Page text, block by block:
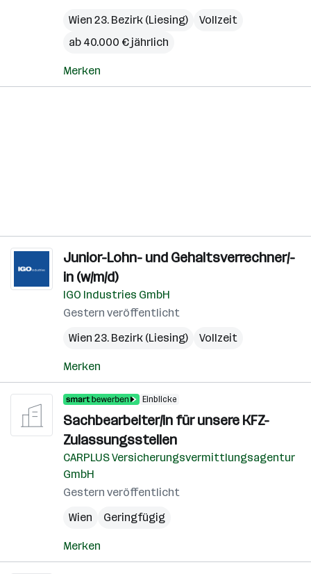
Wien 23. Bezirk (Liesing)
Vollzeit
ab 40.000 € jährlich
Merken
Junior-Lohn- und Gehaltsverrechner/-
in (w/m/d)
IGO Industries GmbH
Gestern veröffentlicht
Wien 23. Bezirk (Liesing)
Vollzeit
Merken
Einblicke
Sachbearbeiter/in für unsere KFZ-
Zulassungsstellen
CARPLUS Versicherungsvermittlungsagentur
GmbH
Gestern veröffentlicht
Wien
Geringfügig
Merken